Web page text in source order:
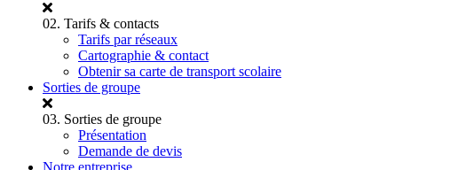
02. Tarifs & contacts
Tarifs par réseaux
Cartographie & contact
Obtenir sa carte de transport scolaire
Sorties de groupe
03. Sorties de groupe
Présentation
Demande de devis
Notre entreprise